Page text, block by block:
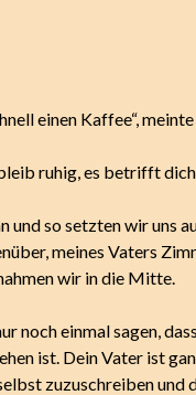
einen Kaffee“,
ruhig, es betrifft dich
und so setzten wir uns
meines Vaters
wir in die Mitte.
noch einmal sagen,
ist. Dein Vater ist
zuzuschreiben und